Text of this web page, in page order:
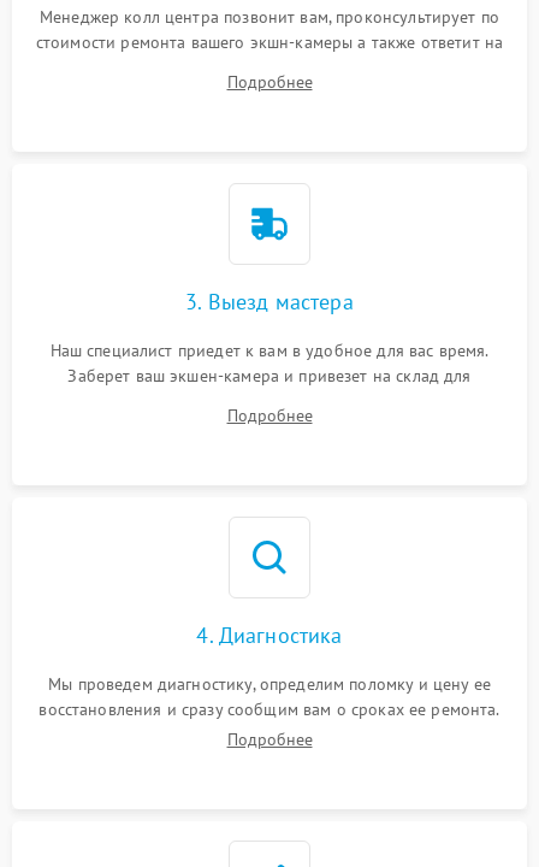
Менеджер колл центра позвонит вам, проконсультирует по
стоимости ремонта вашего экшн-камеры а также ответит на
Подробнее
3. Выезд мастера
Наш специалист приедет к вам в удобное для вас время.
Заберет ваш экшен-камера и привезет на склад для
Подробнее
4. Диагностика
Мы проведем диагностику, определим поломку и цену ее
восстановления и сразу сообщим вам о сроках ее ремонта.
Подробнее